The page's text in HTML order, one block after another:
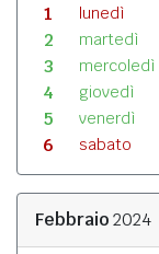
1 lunedì
2
martedì
3
mercoledì
4
giovedì
5
venerdì
6
sabato
Febbraio2024